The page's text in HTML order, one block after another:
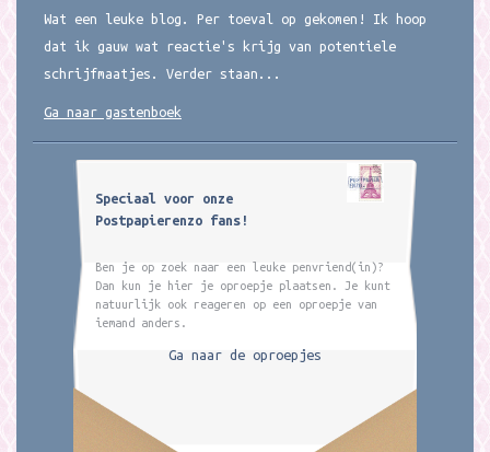
Wat een leuke blog. Per toeval op gekomen! Ik hoop
dat ik gauw wat reactie's krijg van potentiele
schrijfmaatjes. Verder staan...
Ga naar gastenboek
Speciaal voor onze
Postpapierenzo fans!
Ben je op zoek naar een leuke penvriend(in)?
Dan kun je hier je oproepje plaatsen. Je kunt
natuurlijk ook reageren op een oproepje van
iemand anders.
Ga naar de oproepjes